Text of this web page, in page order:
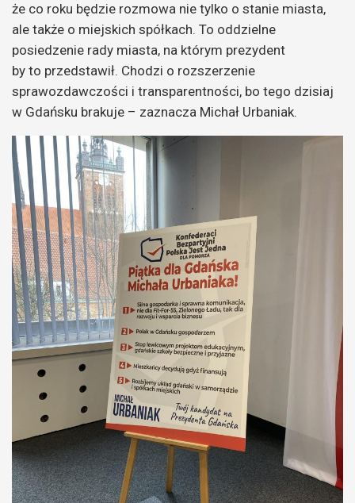
że co roku będzie rozmowa nie tylko o stanie miasta,
ale także o miejskich spółkach. To oddzielne
posiedzenie rady miasta, na którym prezydent
by to przedstawił. Chodzi o rozszerzenie
sprawozdawczości i transparentności, bo tego dzisiaj
w Gdańsku brakuje – zaznacza Michał Urbaniak.